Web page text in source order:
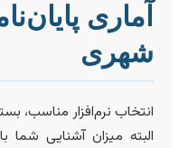
نرم‌افزار مناسب، بستگی
میزان آشنایی شما با